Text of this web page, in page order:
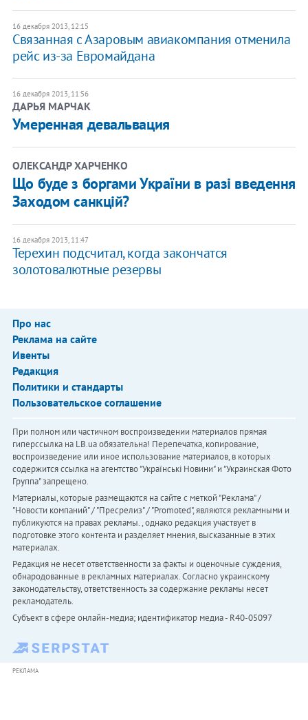
16 декабря 2013, 12:15
Связанная с Азаровым авиакомпания отменила
рейс из-за Евромайдана
16 декабря 2013, 11:56
ДАРЬЯ МАРЧАК
Умеренная девальвация
ОЛЕКСАНДР ХАРЧЕНКО
Що буде з боргами України в разі введення
Заходом санкцій?
16 декабря 2013, 11:47
Терехин подсчитал, когда закончатся
золотовалютные резервы
Про нас
Реклама на сайте
Ивенты
Редакция
Политики и стандарты
Пользовательское соглашение
При полном или частичном воспроизведении материалов прямая
гиперссылка на LB.ua обязательна! Перепечатка, копирование,
воспроизведение или иное использование материалов, в которых
содержится ссылка на агентство "Українськi Новини" и "Украинская Фото
Группа" запрещено.
Материалы, которые размещаются на сайте с меткой "Реклама" /
"Новости компаний" / "Пресрелиз" / "Promoted", являются рекламными и
публикуются на правах рекламы. , однако редакция участвует в
подготовке этого контента и разделяет мнения, высказанные в этих
материалах.
Редакция не несет ответственности за факты и оценочные суждения,
обнародованные в рекламных материалах. Согласно украинскому
законодательству, ответственность за содержание рекламы несет
рекламодатель.
Субъект в сфере онлайн-медиа; идентификатор медиа - R40-05097
РЕКЛАМА